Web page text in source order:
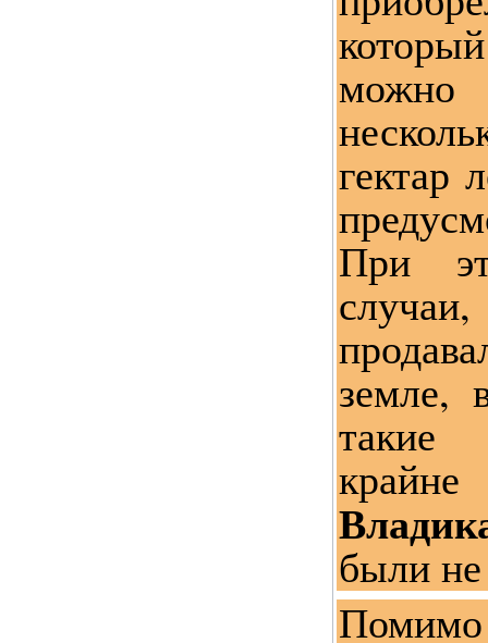
можно
гектар
При
земле,
были